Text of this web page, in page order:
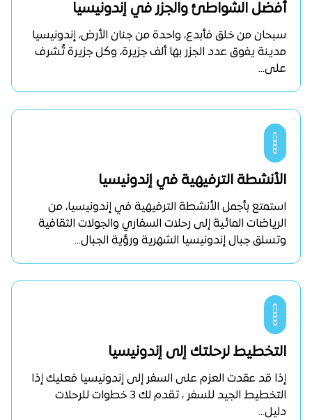
أفضل الشواطئ والجزر في إندونيسيا
سبحان من خلق فأبدع، واحدة من جنان الأرض، إندونيسيا
مدينة يفوق عدد الجزر بها ألف جزيرة، وكل جزيرة تُشرف
على...
الأنشطة الترفيهية في إندونيسيا
استمتع بأجمل الأنشطة الترفيهية في إندونيسيا، من
الرياضات المائية إلى رحلات السفاري والجولات الثقافية
وتسلق جبال إندونيسيا الشهرية ورؤية الجبال...
التخطيط لرحلتك إلى إندونيسيا
إذا قد عقدت العزم على السفر إلى إندونيسيا فعليك إذا
التخطيط الجيد للسفر ، تقدم لك 3 خطوات للرحلات
دليل...